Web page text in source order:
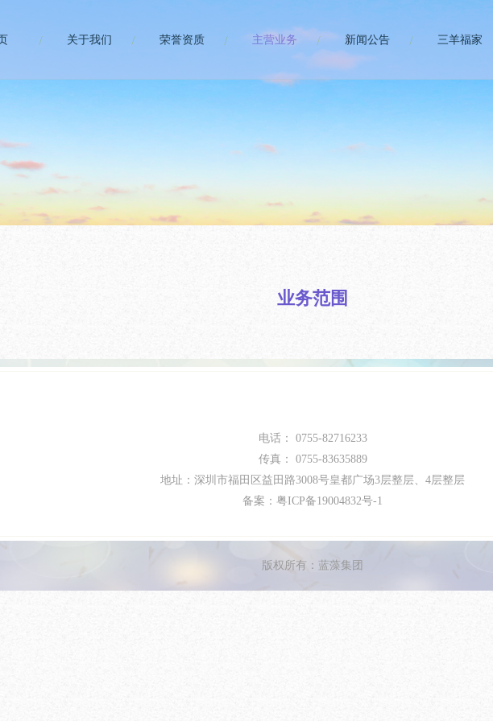
关于我们 荣誉资质 主营业务 新闻公告 三羊福家
业务范围
电话： 0755-82716233
传真： 0755-83635889
地址：深圳市福田区益田路3008号皇都广场3层整层、4层整层
备案： 粤ICP备19004832号-1
版权所有：蓝藻集团